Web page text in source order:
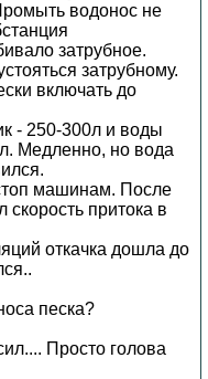
водонос не
затрубное.
затрубному.
включать до
- 250-300л и воды
Медленно, но вода
машинам. После
скорость притока в
откачка дошла до
песка?
Просто голова